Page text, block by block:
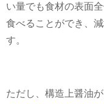
い量でも食材の表面
食べることができ、
す。
ただし、構造上醤油